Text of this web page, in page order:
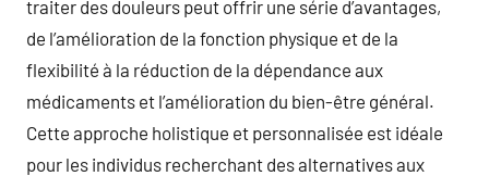
traiter des douleurs peut offrir une série d’avantages,
de l’amélioration de la fonction physique et de la
flexibilité à la réduction de la dépendance aux
médicaments et l’amélioration du bien-être général.
Cette approche holistique et personnalisée est idéale
pour les individus recherchant des alternatives aux